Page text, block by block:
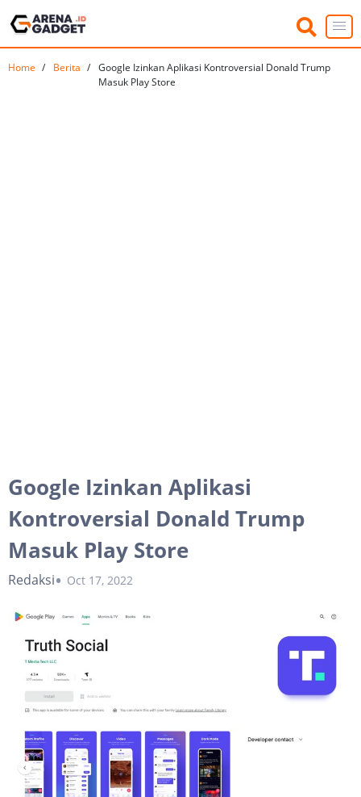
Home Berita
Google Izinkan Aplikasi Kontroversial Donald Trump
Masuk Play Store
Google Izinkan Aplikasi
Kontroversial Donald Trump
Masuk Play Store
Redaksi Oct 17, 2022